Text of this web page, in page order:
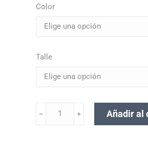
Color
Talle
﹣ ﹢ Añadir al